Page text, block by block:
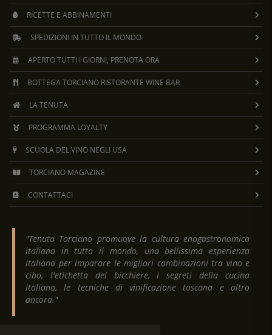
RICETTE E ABBINAMENTI
SPEDIZIONI IN TUTTO IL MONDO
APERTO TUTTI I GIORNI, PRENOTA ORA
BOTTEGA TORCIANO RISTORANTE WINE BAR
LA TENUTA
PROGRAMMA LOYALTY
SCUOLA DEL VINO NEGLI USA
TORCIANO MAGAZINE
CONTATTACI
"Tenuta Torciano promuove la cultura enogastronomica
italiana in tutto il mondo, una bellissima esperienza
italiana per imparare le migliori combinazioni tra vino e
cibo, l'etichetta del bicchiere, i segreti della cucina
italiana, le tecniche di vinificazione toscana e altro
ancora."